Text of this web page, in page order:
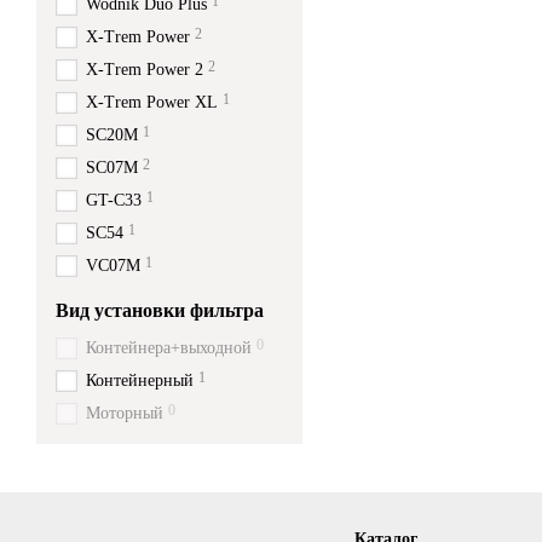
Wodnik Duo Plus
X-Trem Power 2
X-Trem Power 2 2
X-Trem Power XL 1
SC20M 1
SC07M 2
GT-C33 1
SC54 1
VC07M 1
Вид установки фильтра
Контейнера+выходной 0
Контейнерный 1
Моторный 0